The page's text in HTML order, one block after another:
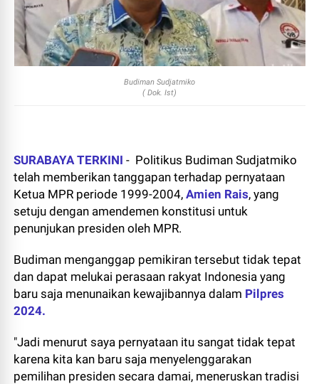
Budiman Sudjatmiko
( Dok. Ist)
SURABAYA TERKINI - Politikus Budiman Sudjatmiko
telah memberikan tanggapan terhadap pernyataan
Ketua MPR periode 1999-2004,Amien Rais, yang
setuju dengan amendemen konstitusi untuk
penunjukan presiden oleh MPR.
Budiman menganggap pemikiran tersebut tidak tepat
dan dapat melukai perasaan rakyat Indonesia yang
baru saja menunaikan kewajibannya dalam Pilpres
2024.
"Jadi menurut saya pernyataan itu sangat tidak tepat
karena kita kan baru saja menyelenggarakan
pemilihan presiden secara damai, meneruskan tradisi